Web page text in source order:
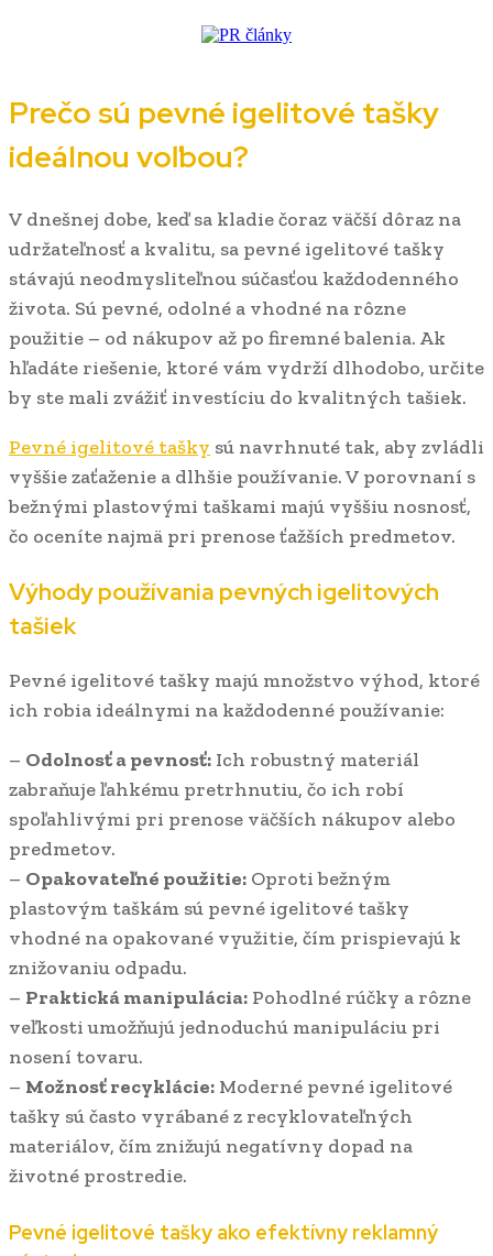
Prečo sú pevné igelitové tašky
ideálnou voľbou?
V dnešnej dobe, keď sa kladie čoraz väčší dôraz na
udržateľnosť a kvalitu, sa pevné igelitové tašky
stávajú neodmysliteľnou súčasťou každodenného
života. Sú pevné, odolné a vhodné na rôzne
použitie – od nákupov až po firemné balenia. Ak
hľadáte riešenie, ktoré vám vydrží dlhodobo, určite
by ste mali zvážiť investíciu do kvalitných tašiek.
Pevné igelitové tašky sú navrhnuté tak, aby zvládli
vyššie zaťaženie a dlhšie používanie. V porovnaní s
bežnými plastovými taškami majú vyššiu nosnosť,
čo oceníte najmä pri prenose ťažších predmetov.
Výhody používania pevných igelitových
tašiek
Pevné igelitové tašky majú množstvo výhod, ktoré
ich robia ideálnymi na každodenné používanie:
– Odolnosť a pevnosť: Ich robustný materiál
zabraňuje ľahkému pretrhnutiu, čo ich robí
spoľahlivými pri prenose väčších nákupov alebo
predmetov.
– Opakovateľné použitie: Oproti bežným
plastovým taškám sú pevné igelitové tašky
vhodné na opakované využitie, čím prispievajú k
znižovaniu odpadu.
– Praktická manipulácia: Pohodlné rúčky a rôzne
veľkosti umožňujú jednoduchú manipuláciu pri
nosení tovaru.
– Možnosť recyklácie: Moderné pevné igelitové
tašky sú často vyrábané z recyklovateľných
materiálov, čím znižujú negatívny dopad na
životné prostredie.
Pevné igelitové tašky ako efektívny reklamný